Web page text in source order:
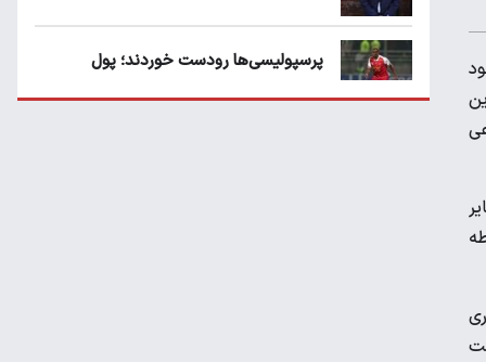
پرسپولیسی‌ها رودست خوردند؛ پول